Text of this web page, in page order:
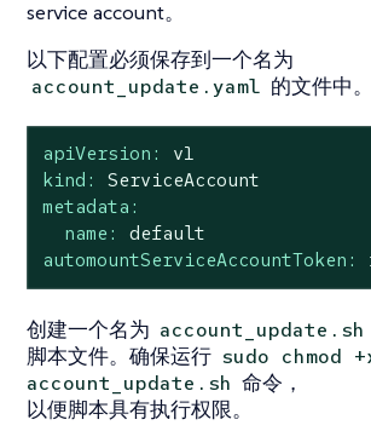
service account。
以下配置必须保存到一个名为
account_update.yaml 的文件中。
apiVersion:
v1
kind:
ServiceAccount
metadata:
name:
default
automountServiceAccountToken:
创建一个名为 account_update.sh
脚本文件。确保运行 sudo chmod
account_update.sh 命令，
以便脚本具有执行权限。